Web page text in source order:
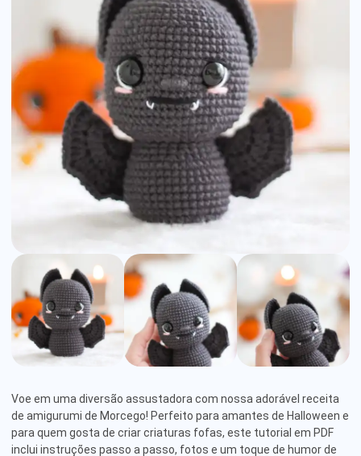
Amigurumi
Pattern
Voe em uma diversão assustadora com nossa adorável receita
de amigurumi de Morcego! Perfeito para amantes de Halloween e
para quem gosta de criar criaturas fofas, este tutorial em PDF
inclui instruções passo a passo, fotos e um toque de humor de